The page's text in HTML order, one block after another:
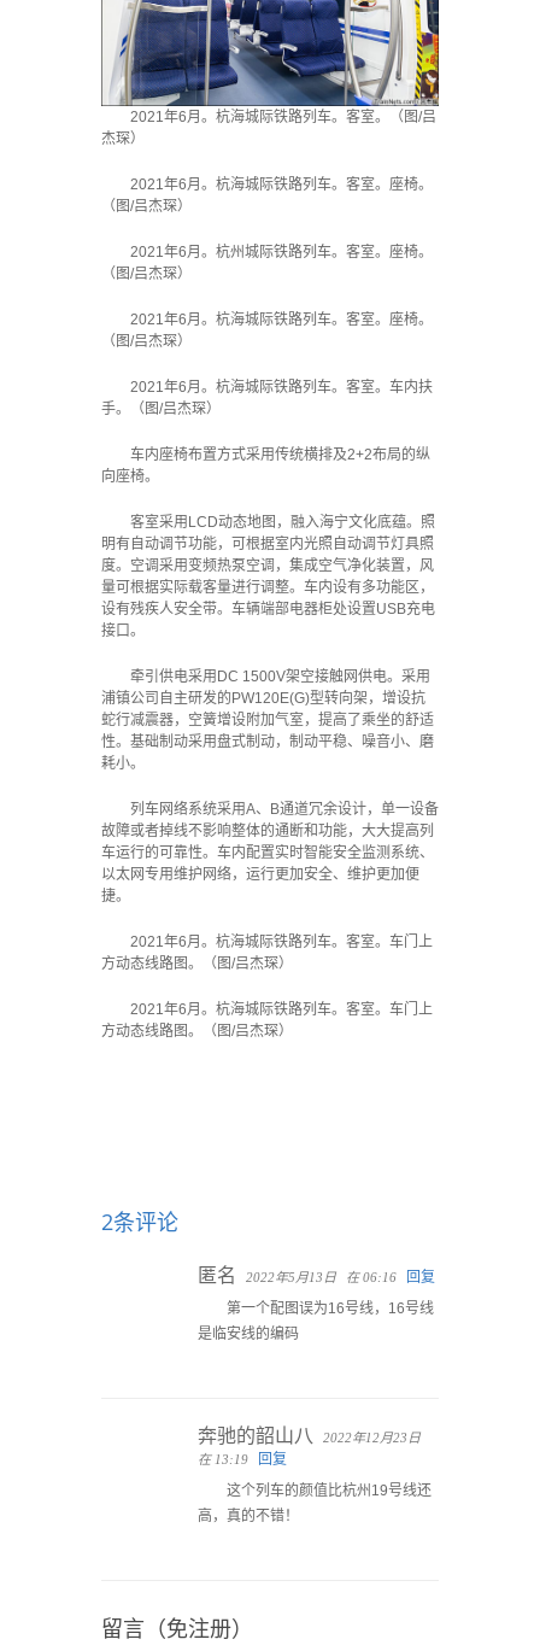
2021年6月。杭海城际铁路列车。客室。（图/吕
杰琛）
2021年6月。杭海城际铁路列车。客室。座椅。
（图/吕杰琛）
2021年6月。杭州城际铁路列车。客室。座椅。
（图/吕杰琛）
2021年6月。杭海城际铁路列车。客室。座椅。
（图/吕杰琛）
2021年6月。杭海城际铁路列车。客室。车内扶
手。（图/吕杰琛）
车内座椅布置方式采用传统横排及2+2布局的纵
向座椅。
客室采用LCD动态地图，融入海宁文化底蕴。照
明有自动调节功能，可根据室内光照自动调节灯具照
度。空调采用变频热泵空调，集成空气净化装置，风
量可根据实际载客量进行调整。车内设有多功能区，
设有残疾人安全带。车辆端部电器柜处设置USB充电
接口。
牵引供电采用DC 1500V架空接触网供电。采用
浦镇公司自主研发的PW120E(G)型转向架，增设抗
蛇行减震器，空簧增设附加气室，提高了乘坐的舒适
性。基础制动采用盘式制动，制动平稳、噪音小、磨
耗小。
列车网络系统采用A、B通道冗余设计，单一设备
故障或者掉线不影响整体的通断和功能，大大提高列
车运行的可靠性。车内配置实时智能安全监测系统、
以太网专用维护网络，运行更加安全、维护更加便
捷。
2021年6月。杭海城际铁路列车。客室。车门上
方动态线路图。（图/吕杰琛）
2021年6月。杭海城际铁路列车。客室。车门上
方动态线路图。（图/吕杰琛）
2条评论
匿名 2022年5月13日 在 06:16
回复
第一个配图误为16号线，16号线
是临安线的编码
奔驰的韶山八
2022年12月23日
在 13:19
回复
这个列车的颜值比杭州19号线还
高，真的不错！
留言（免注册）